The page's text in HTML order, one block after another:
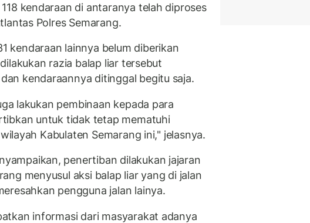
kendaraan di antaranya telah diproses
Polres Semarang.
kendaraan lainnya belum diberikan
razia balap liar tersebut
kendaraannya ditinggal begitu saja.
lakukan pembinaan kepada para
untuk tidak tetap mematuhi
Kabulaten Semarang ini," jelasnya.
penertiban dilakukan jajaran
menyusul aksi balap liar yang di jalan
pengguna jalan lainya.
informasi dari masyarakat adanya